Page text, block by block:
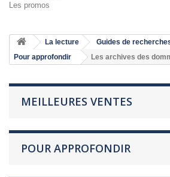
Les promos
La lecture
Guides de
Pour approfondir
Les archives des
MEILLEURES VENTES
POUR APPROFONDIR